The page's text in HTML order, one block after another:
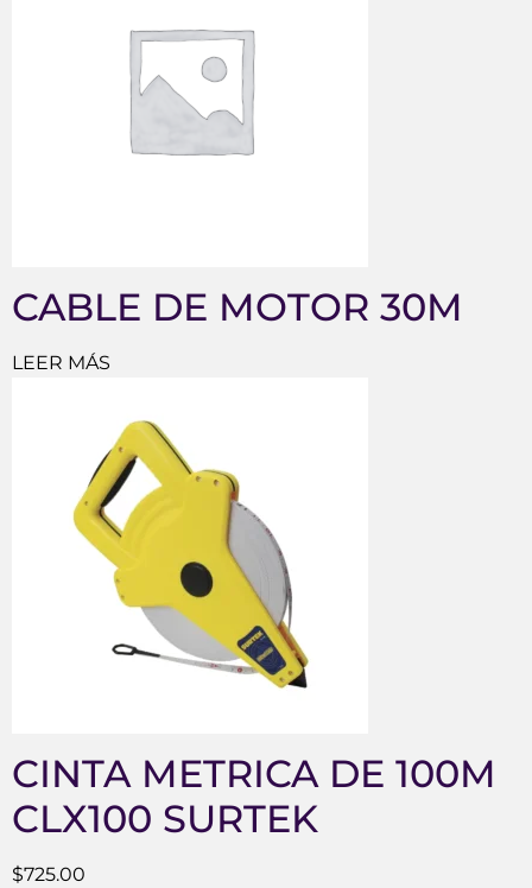
CABLE DE MOTOR 30M
LEER MÁS
CINTA METRICA DE 100M
CLX100 SURTEK
$725.00